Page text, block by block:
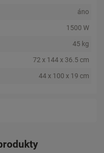
áno
1500 W
45 kg
72 x 144 x 36.5 cm
44 x 100 x 19 cm